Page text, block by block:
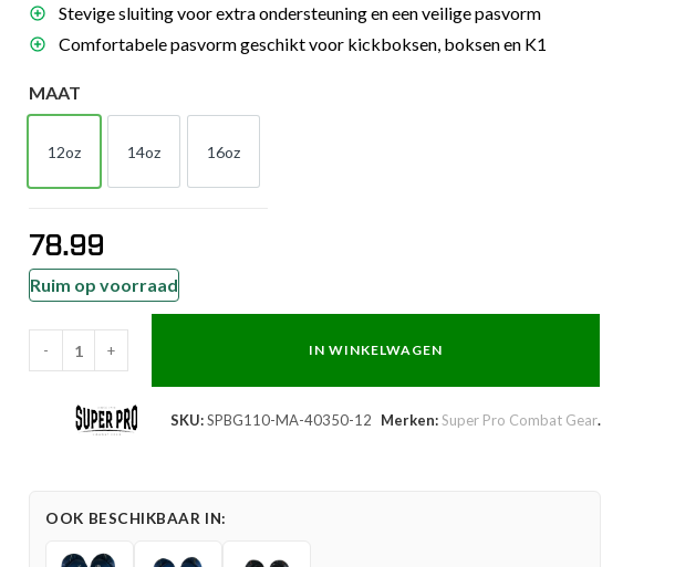
Stevige sluiting voor extra ondersteuning en een veilige pasvorm
Comfortabele pasvorm geschikt voor kickboksen, boksen en K1
MAAT
12oz
12oz
14oz
14oz
16oz
16oz
78.99
Ruim op voorraad
Combat
Nations
Maroc
- + IN WINKELWAGEN
SKU:SPBG110-MA-40350-12 Merken:Super Pro Combat Gear.
OOK BESCHIKBAAR IN: